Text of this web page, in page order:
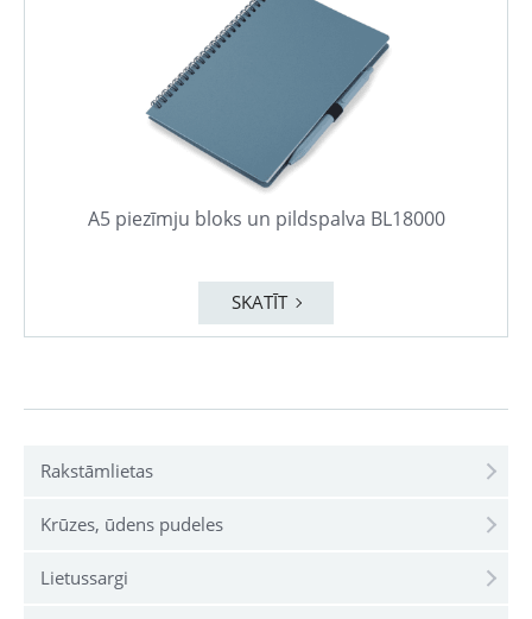
Rakstāmlietas
Krūzes, ūdens pudeles
Lietussargi
A5 piezīmju bloks un pildspalva BL18000
SKATĪT